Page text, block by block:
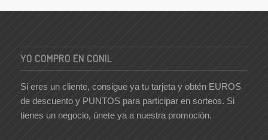
YO COMPRO EN CONIL
Si eres un cliente, consigue ya tu tarjeta y obtén EUROS
de descuento y PUNTOS para participar en sorteos. Si
tienes un negocio, únete ya a nuestra promoción.